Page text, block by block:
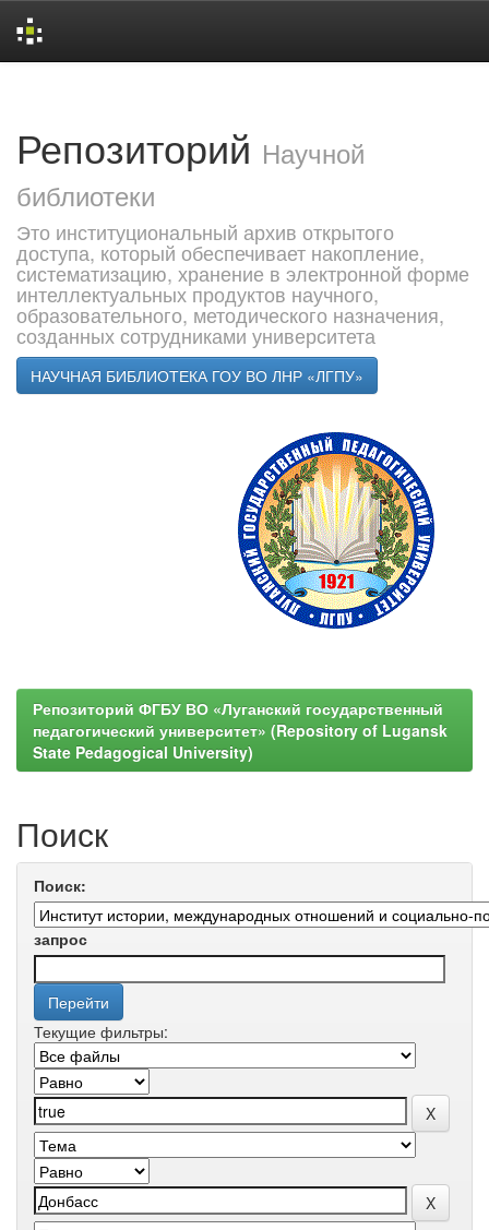
Репозиторий Научной
библиотеки
Это институциональный архив открытого
доступа, который обеспечивает накопление,
систематизацию, хранение в электронной форме
интеллектуальных продуктов научного,
образовательного, методического назначения,
созданных сотрудниками университета
НАУЧНАЯ БИБЛИОТЕКА ГОУ ВО ЛНР «ЛГПУ»
Репозиторий ФГБУ ВО «Луганский государственный
педагогический университет» (Repository of Lugansk
State Pedagogical University)
Поиск
Поиск:
запрос
Текущие фильтры: